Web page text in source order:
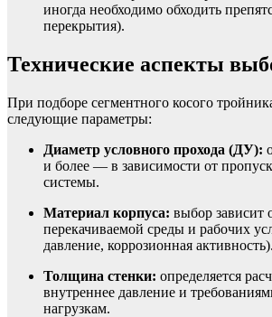
иногда необходимо обходить
перекрытия).
Технические аспекты
При подборе сегментного косого
следующие параметры:
Диаметр условного прохода (ДУ):
и более — в зависимости от
системы.
Материал корпуса: выбор зависит
перекачиваемой среды и рабочих
давление, коррозионная активность).
Толщина стенки: определяется
внутреннее давление и
нагрузкам.